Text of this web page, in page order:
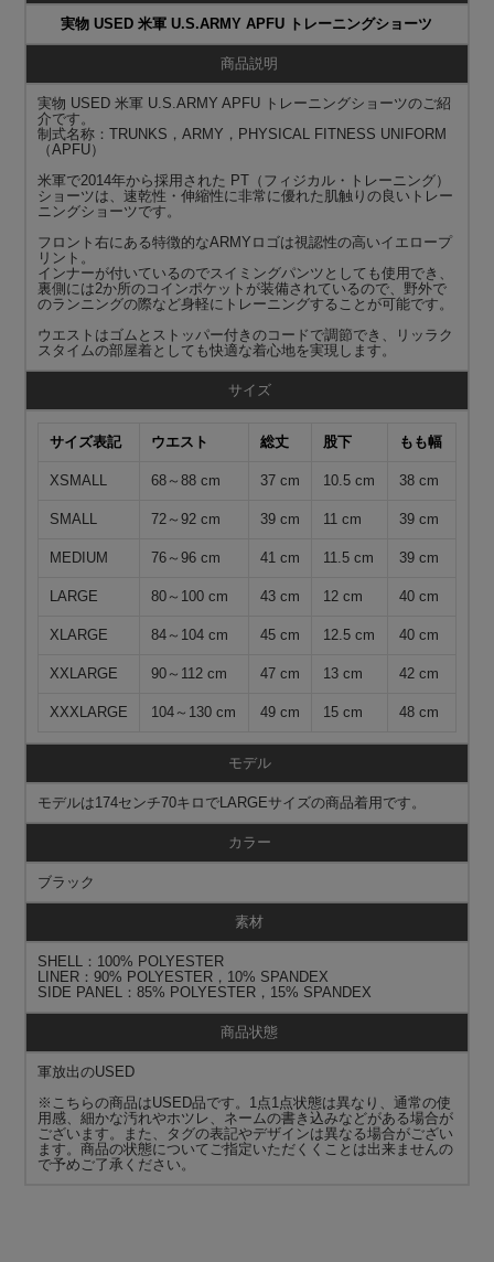
実物 USED 米軍 U.S.ARMY APFU トレーニングショーツ
商品説明
実物 USED 米軍 U.S.ARMY APFU トレーニングショーツのご紹
介です。
制式名称：TRUNKS，ARMY，PHYSICAL FITNESS UNIFORM
（APFU）
米軍で2014年から採用された PT（フィジカル・トレーニング）
ショーツは、速乾性・伸縮性に非常に優れた肌触りの良いトレー
ニングショーツです。
フロント右にある特徴的なARMYロゴは視認性の高いイエロープ
リント。
インナーが付いているのでスイミングパンツとしても使用でき、
裏側には2か所のコインポケットが装備されているので、野外で
のランニングの際など身軽にトレーニングすることが可能です。
ウエストはゴムとストッパー付きのコードで調節でき、リッラク
スタイムの部屋着としても快適な着心地を実現します。
サイズ
サイズ表記 ウエスト 総丈 股下 もも幅
XSMALL 68～88 cm 37 cm 10.5 cm 38 cm
SMALL 72～92 cm 39 cm 11 cm 39 cm
MEDIUM 76～96 cm 41 cm 11.5 cm 39 cm
LARGE 80～100 cm 43 cm 12 cm 40 cm
XLARGE 84～104 cm 45 cm 12.5 cm 40 cm
XXLARGE 90～112 cm 47 cm 13 cm 42 cm
XXXLARGE 104～130 cm 49 cm 15 cm 48 cm
モデル
モデルは174センチ70キロでLARGEサイズの商品着用です。
カラー
ブラック
素材
SHELL：100% POLYESTER
LINER：90% POLYESTER，10% SPANDEX
SIDE PANEL：85% POLYESTER，15% SPANDEX
商品状態
軍放出のUSED
※こちらの商品はUSED品です。1点1点状態は異なり、通常の使
用感、細かな汚れやホツレ、ネームの書き込みなどがある場合が
ございます。また、タグの表記やデザインは異なる場合がござい
ます。商品の状態についてご指定いただくくことは出来ませんの
で予めご了承ください。